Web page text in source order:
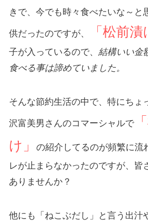
きで、今でも時々食べたいな～と
供だったのですが、 「松前漬
子が入っているので、 結構いい金
食べる事は諦めていました。
そんな節約生活の中で、特にちょ
沢富美男さんのコマーシャルで
け」
の紹介してるのが頻繁に流
レが止まらなかったのですが、皆
ありませんか？
他にも「ねこぶだし」と言う出汁